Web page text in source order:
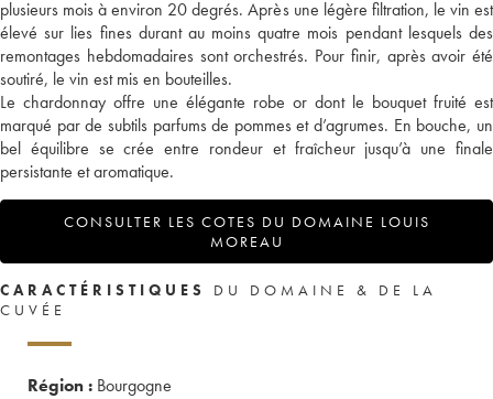
plusieurs mois à environ 20 degrés. Après une légère filtration, le vin est
élevé sur lies fines durant au moins quatre mois pendant lesquels des
remontages hebdomadaires sont orchestrés. Pour finir, après avoir été
soutiré, le vin est mis en bouteilles.
Le chardonnay offre une élégante robe or dont le bouquet fruité est
marqué par de subtils parfums de pommes et d’agrumes. En bouche, un
bel équilibre se crée entre rondeur et fraîcheur jusqu’à une finale
persistante et aromatique.
CONSULTER LES COTES DU DOMAINE LOUIS
MOREAU
CARACTÉRISTIQUES
DU DOMAINE & DE LA
CUVÉE
Région : Bourgogne